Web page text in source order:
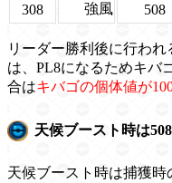
308
強風 508
リーダー勝利後に行わ
は、PL8になるためキバ
合はキバゴの個体値が
天候ブースト時は508
天候ブースト時は捕獲時